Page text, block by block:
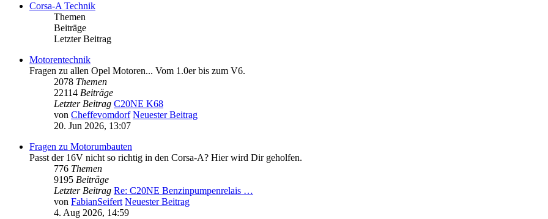
Corsa-A Technik
Themen
Beiträge
Letzter Beitrag
Motorentechnik
Fragen zu allen Opel Motoren... Vom 1.0er bis zum V6.
2078 Themen
22114 Beiträge
Letzter Beitrag C20NE K68
von Cheffevomdorf Neuester Beitrag
20. Jun 2026, 13:07
Fragen zu Motorumbauten
Passt der 16V nicht so richtig in den Corsa-A? Hier wird Dir geholfen.
776 Themen
9195 Beiträge
Letzter Beitrag Re: C20NE Benzinpumpenrelais …
von FabianSeifert Neuester Beitrag
4. Aug 2026, 14:59